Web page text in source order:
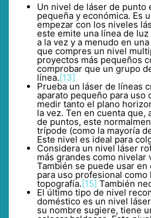
Un nivel de láser de punto
pequeña y económica. Es
empezar con los niveles
este emite una línea de
a la vez y a menudo en
que compres un nivel
proyectos más pequeños
comprobar que un grupo
línea.[13]
Prueba un láser de líneas
aparato pequeño para uso
medir tanto el plano
la vez. Ten en cuenta que,
de puntos, este
trípode (como la mayoría
Este nivel es ideal para
Considera un nivel láser
más grandes como nivelar
También se puede usar
para uso profesional
topografía.[15] También
El último tipo de nivel
doméstico es un nivel
su nombre sugiere, tiene